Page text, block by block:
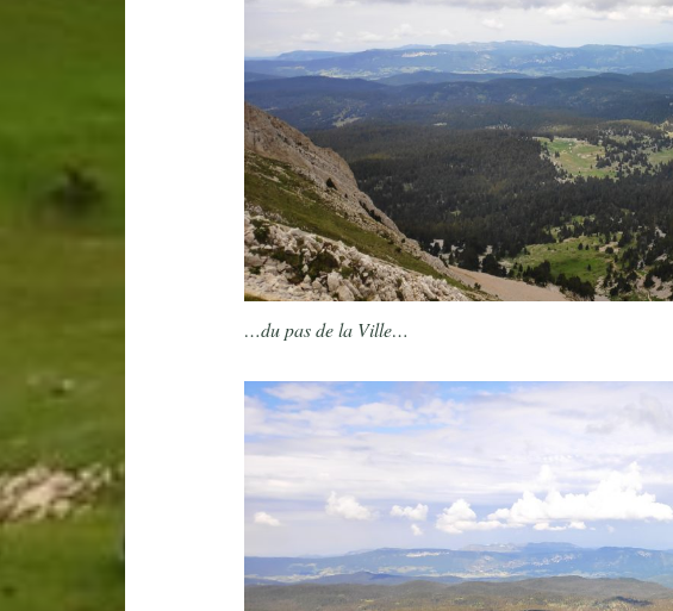
…du pas de la Ville…